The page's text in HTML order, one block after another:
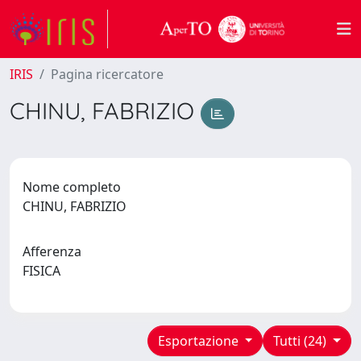
IRIS Pagina ricercatore
CHINU, FABRIZIO
Nome completo
CHINU, FABRIZIO
Afferenza
FISICA
Tutti (24)
Esportazione